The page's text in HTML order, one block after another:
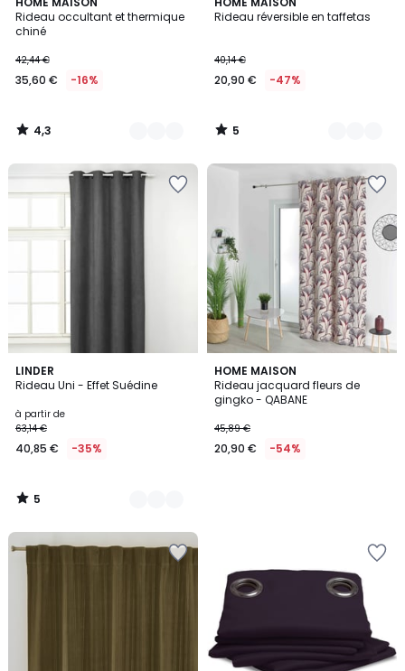
Rideau occultant et thermique
chiné
42,44 €
35,60 € -16%
/ 5
2
Couleurs
4,3
/
Rideau réversible en taffetas
40,14 €
20,90 € -47%
/
6
Couleurs
5
/
LINDER
Rideau Uni - Effet Suédine
à partir de
63,14 €
40,85 € -35%
5
/
13
Couleurs
5
/
HOME MAISON
Rideau jacquard fleurs de
gingko - QABANE
45,89 €
20,90 € -54%